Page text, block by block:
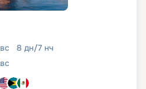
вс 8 дн/7 нч
вс